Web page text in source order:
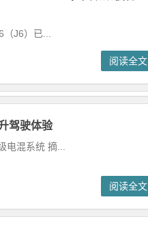
J6）已...
阅读全文
驾驶体验
电混系统 摘...
阅读全文